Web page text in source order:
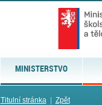
MINISTERSTVO
Titulní stránka| Zpět